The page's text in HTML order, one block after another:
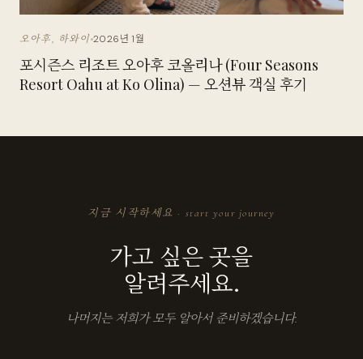
오아후, 하와이 2026년 1월
포시즌스 리조트 오아후 코올리나 (Four Seasons
Resort Oahu at Ko Olina) — 오션뷰 객실 후기
지금 시작하세요 · start your journey
가고 싶은 곳을
알려주세요.
나머지는 저희가 모두 알아서 준비하겠습니다.